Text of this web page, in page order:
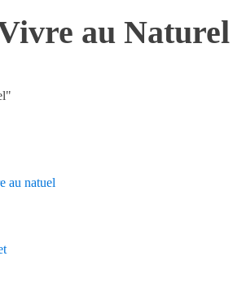
au
au natuel